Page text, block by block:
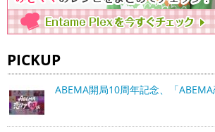
PICKUP
ABEMA開局10周年記念、「